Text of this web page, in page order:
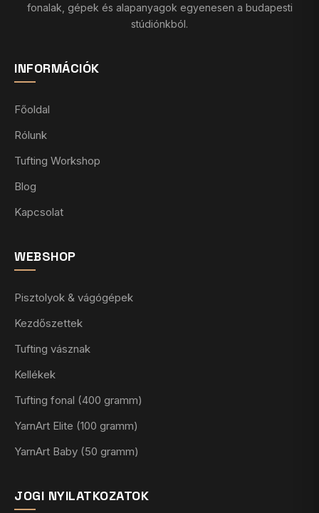
fonalak, gépek és alapanyagok egyenesen a budapesti
stúdiónkból.
INFORMÁCIÓK
Főoldal
Rólunk
Tufting Workshop
Blog
Kapcsolat
WEBSHOP
Pisztolyok & vágógépek
Kezdőszettek
Tufting vásznak
Kellékek
Tufting fonal (400 gramm)
YarnArt Elite (100 gramm)
YarnArt Baby (50 gramm)
JOGI NYILATKOZATOK